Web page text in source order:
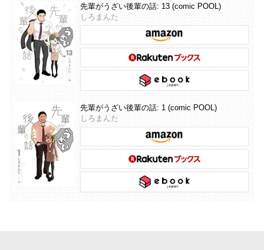
先輩がうざい後輩の話: 13 (comic POOL)
しろまんた
先輩がうざい後輩の話: 1 (comic POOL)
しろまんた